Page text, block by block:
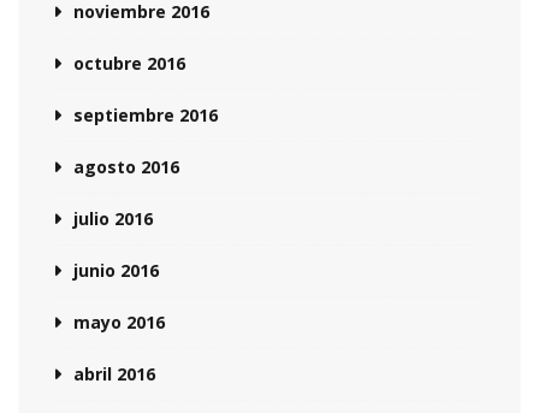
noviembre 2016
octubre 2016
septiembre 2016
agosto 2016
julio 2016
junio 2016
mayo 2016
abril 2016